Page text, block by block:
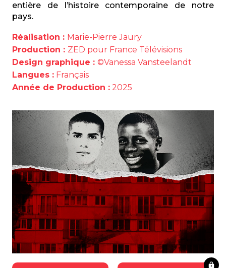
entière de l’histoire contemporaine de notre
pays.
Réalisation : Marie-Pierre Jaury
Production : ZED pour France Télévisions
Design graphique : ©Vanessa Vansteelandt
Langues : Français
Année de Production : 2025